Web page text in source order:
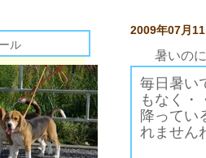
ル
2009年07月
暑いのに
毎日暑い
もなく・
降ってい
れません